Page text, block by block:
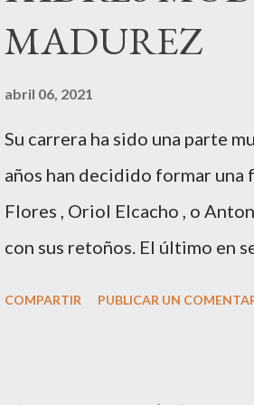
radio,en el programa que
BCN ,en las Drassanes reunió
clientes, autoridades y medios
bajo el lema “Cien años
MADUREZ
abril 06, 2021
Su carrera ha sido una parte
años han decidido formar una
Flores , Oriol Elcacho , o
con sus retoños. El último en
COMPARTIR PUBLICAR UN